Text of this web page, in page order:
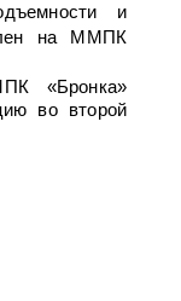
и
на ММПК
«Бронка»
во второй